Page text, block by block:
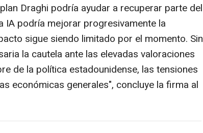
Draghi podría ayudar a recuperar parte del
IA podría mejorar progresivamente la
sigue siendo limitado por el momento. Sin
la cautela ante las elevadas valoraciones
de la política estadounidense, las tensiones
económicas generales", concluye la firma al